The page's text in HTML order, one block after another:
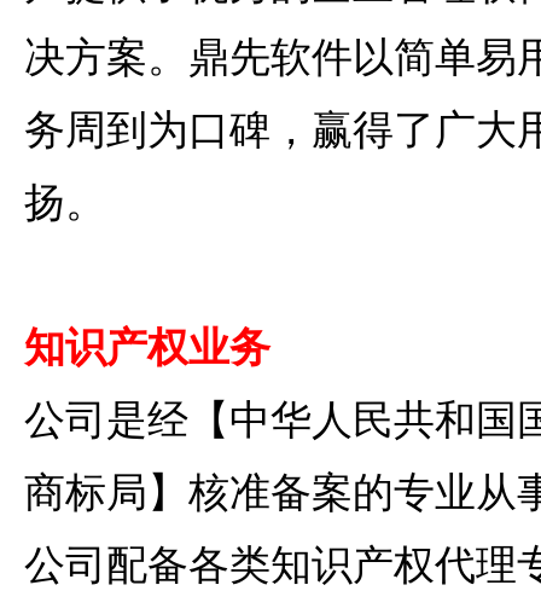
决方案。鼎先软件以简单易
务周到为口碑，赢得了广大
扬。
知识产权业务
公司是经【中华人民共和国
商标局】核准备案的专业从
公司配备各类知识产权代理